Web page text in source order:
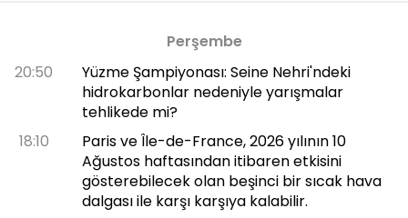
Perşembe
20:50
Yüzme Şampiyonası: Seine Nehri'ndeki
hidrokarbonlar nedeniyle yarışmalar
tehlikede mi?
18:10
Paris ve Île-de-France, 2026 yılının 10
Ağustos haftasından itibaren etkisini
gösterebilecek olan beşinci bir sıcak hava
dalgası ile karşı karşıya kalabilir.